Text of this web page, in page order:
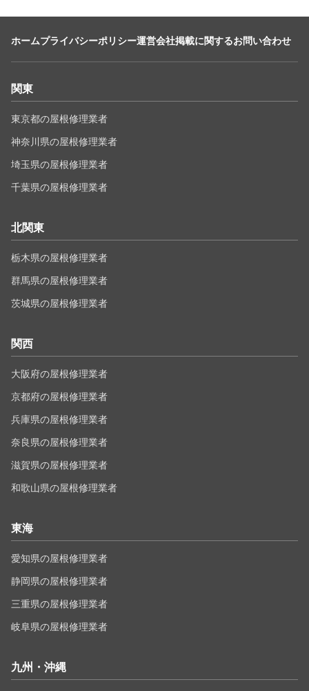
ホームプライバシーポリシー運営会社掲載に関するお問い合わせ
関東
東京都の屋根修理業者
神奈川県の屋根修理業者
埼玉県の屋根修理業者
千葉県の屋根修理業者
北関東
栃木県の屋根修理業者
群馬県の屋根修理業者
茨城県の屋根修理業者
関西
大阪府の屋根修理業者
京都府の屋根修理業者
兵庫県の屋根修理業者
奈良県の屋根修理業者
滋賀県の屋根修理業者
和歌山県の屋根修理業者
東海
愛知県の屋根修理業者
静岡県の屋根修理業者
三重県の屋根修理業者
岐阜県の屋根修理業者
九州・沖縄